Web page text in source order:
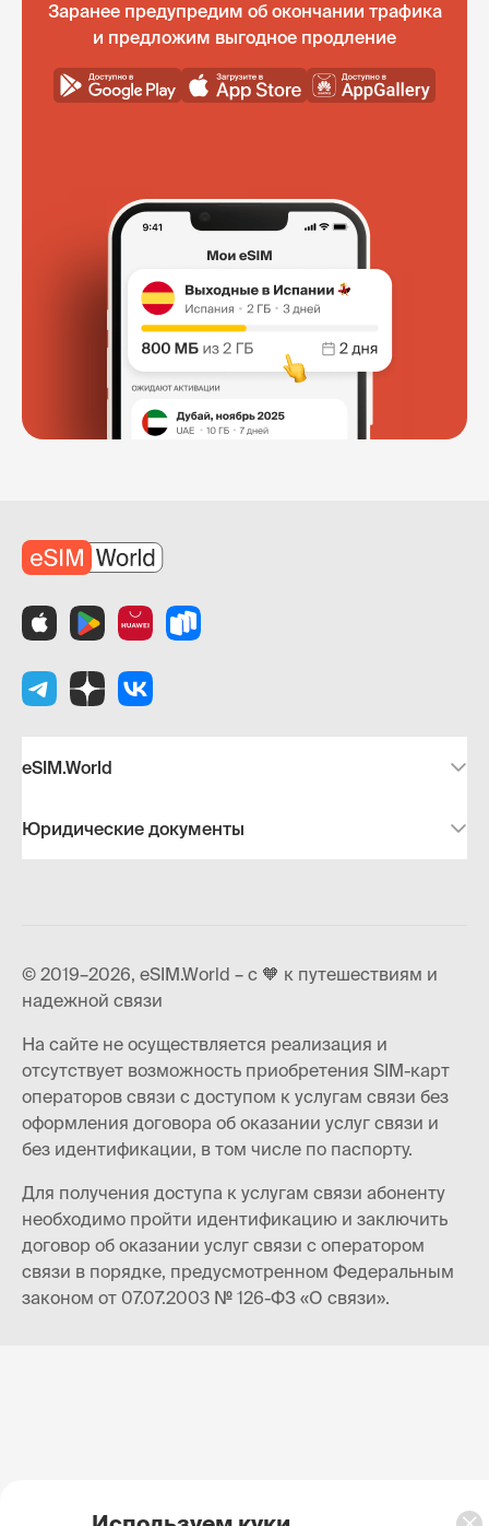
Заранее предупредим об окончании трафика
и предложим выгодное продление
eSIM.World
Юридические документы
© 2019–2026, eSIM.World – с 🧡 к путешествиям и
надежной связи
На сайте не осуществляется реализация и
отсутствует возможность приобретения SIM-карт
операторов связи с доступом к услугам связи без
оформления договора об оказании услуг связи и
без идентификации, в том числе по паспорту.
Для получения доступа к услугам связи абоненту
необходимо пройти идентификацию и заключить
договор об оказании услуг связи с оператором
связи в порядке, предусмотренном Федеральным
законом от 07.07.2003 № 126-ФЗ «О связи».